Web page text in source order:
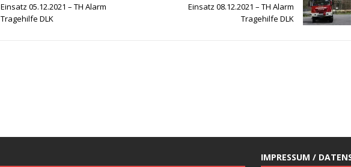
Einsatz 05.12.2021 – TH Alarm
Tragehilfe DLK
Einsatz 08.12.2021 – TH Alarm
Tragehilfe DLK
IMPRESSUM /